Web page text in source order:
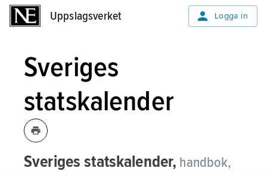
Uppslagsverket Logga in
Sveriges
statskalender
Sveriges statskalender, handbok,